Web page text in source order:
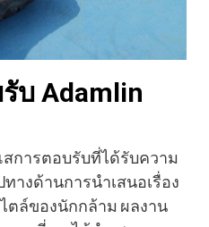
บ Adamlin
การตอบรับที่ได้รับความ
างด้านการนำเสนอเรื่อง
ตล์ของนักกล้าม ผลงาน